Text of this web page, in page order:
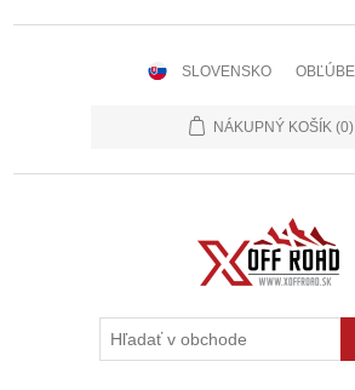
SLOVENSKO
NÁKUPNÝ KOŠÍK (0)